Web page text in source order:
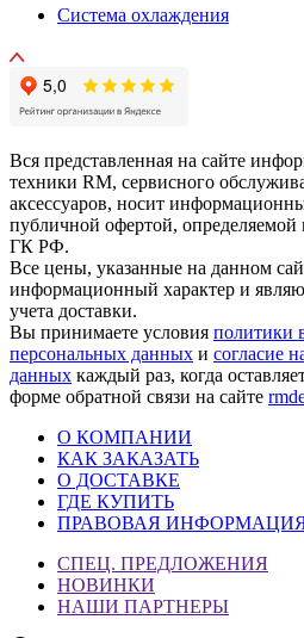
Система охлаждения
Вся представленная на сайте
техники RM, сервисного
аксессуаров, носит
публичной офертой,
ГК РФ.
Все цены, указанные на данном
информационный характер и
учета доставки.
Вы принимаете условия политики
персональных данных и согласие
данных каждый раз, когда
форме обратной связи на сайте
О КОМПАНИИ
КАК ЗАКАЗАТЬ
О ДОСТАВКЕ
ГДЕ КУПИТЬ
ПРАВОВАЯ
СПЕЦ. ПРЕДЛОЖЕНИЯ
НОВИНКИ
НАШИ ПАРТНЕРЫ